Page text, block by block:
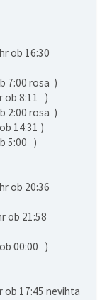
ob 16:30
7:00 rosa )
ob 8:11 )
2:00 rosa )
14:31 )
5:00 )
ob 20:36
ob 21:58
00:00 )
ob 17:45 nevihta